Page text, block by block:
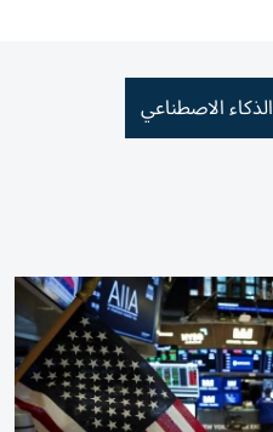
الذكاء الاصطناعي